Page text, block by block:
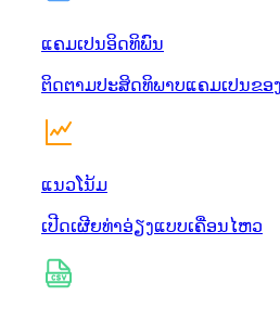
ແຄມເປນອິດທິພົນ
ຕິດຕາມປະສິດທິພາບແຄມເປນຂອ
ແນວໂນ້ມ
ເປີດເຜີຍທ່າອ່ຽງແບບເຄື່ອນໄຫວ